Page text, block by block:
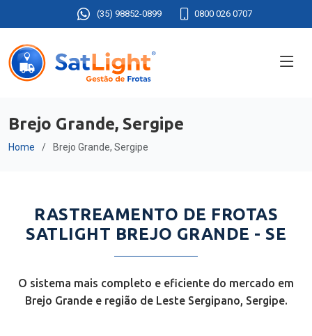
(35) 98852-0899 0800 026 0707
Brejo Grande, Sergipe
Home Brejo Grande, Sergipe
RASTREAMENTO DE FROTAS
SATLIGHT BREJO GRANDE - SE
O sistema mais completo e eficiente do mercado em
Brejo Grande e região de Leste Sergipano, Sergipe.